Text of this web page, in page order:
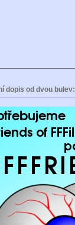
dopis od dvou bulev: